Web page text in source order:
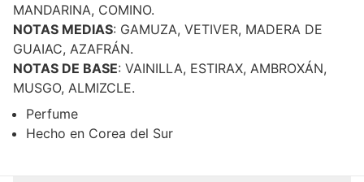
MANDARINA, COMINO.
NOTAS MEDIAS: GAMUZA, VETIVER, MADERA DE
GUAIAC, AZAFRÁN.
NOTAS DE BASE: VAINILLA, ESTIRAX, AMBROXÁN,
MUSGO, ALMIZCLE.
Perfume
Hecho en Corea del Sur